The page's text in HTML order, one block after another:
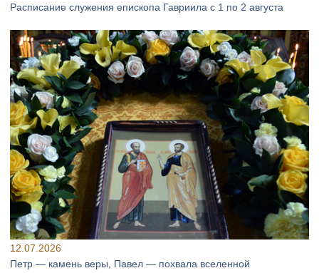
Расписание служения епископа Гавриила с 1 по 2 августа
12.07.2026
Петр — камень веры, Павел — похвала вселенной